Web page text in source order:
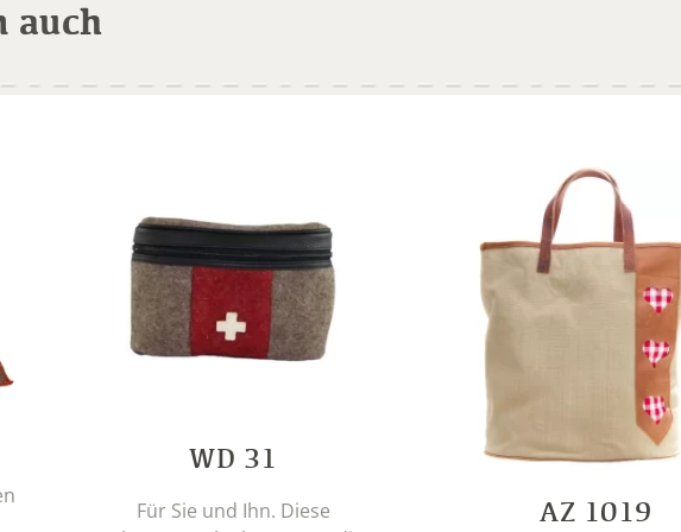
auch
WD 31
Für Sie und Ihn. Diese
AZ 1019